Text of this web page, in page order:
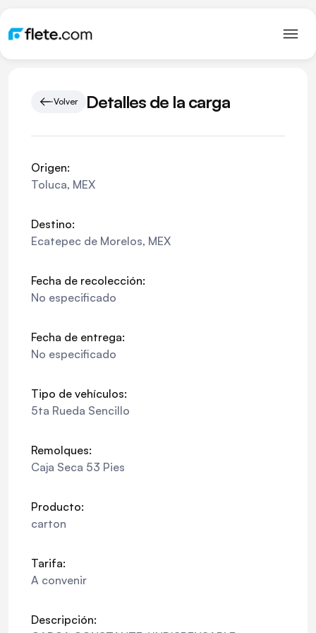
Volver Detalles de la carga
Origen:
Toluca, MEX
Destino:
Ecatepec de Morelos, MEX
Fecha de recolección:
No especificado
Fecha de entrega:
No especificado
Tipo de vehículos:
5ta Rueda Sencillo
Remolques:
Caja Seca 53 Pies
Producto:
carton
Tarifa:
A convenir
Descripción: